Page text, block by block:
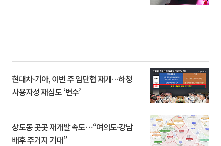
현대차·기아, 이번 주 임단협 재개…하청
사용자성 재심도 ‘변수’
상도동 곳곳 재개발 속도⋯“여의도·강남
배후 주거지 기대”